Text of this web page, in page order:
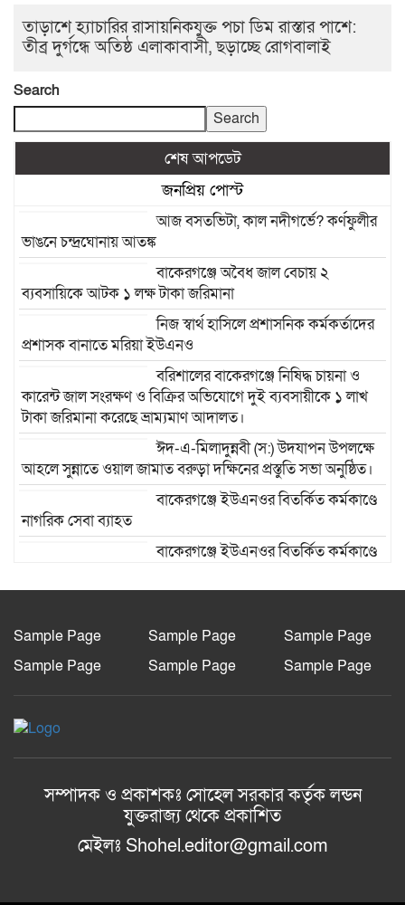
তাড়াশে হ্যাচারির রাসায়নিকযুক্ত পচা ডিম রাস্তার পাশে:
তীব্র দুর্গন্ধে অতিষ্ঠ এলাকাবাসী, ছড়াচ্ছে রোগবালাই
Search
Search
শেষ আপডেট
জনপ্রিয় পোস্ট
আজ বসতভিটা, কাল নদীগর্ভে? কর্ণফুলীর
ভাঙনে চন্দ্রঘোনায় আতঙ্ক
বাকেরগঞ্জে অবৈধ জাল বেচায় ২
ব্যবসায়িকে আটক ১ লক্ষ টাকা জরিমানা
নিজ স্বার্থ হাসিলে প্রশাসনিক কর্মকর্তাদের
প্রশাসক বানাতে মরিয়া ইউএনও
বরিশালের বাকেরগঞ্জে নিষিদ্ধ চায়না ও
কারেন্ট জাল সংরক্ষণ ও বিক্রির অভিযোগে দুই ব্যবসায়ীকে ১ লাখ
টাকা জরিমানা করেছে ভ্রাম্যমাণ আদালত।
ঈদ-এ-মিলাদুন্নবী (স:) উদযাপন উপলক্ষে
আহলে সুন্নাতে ওয়াল জামাত বরুড়া দক্ষিনের প্রস্তুতি সভা অনুষ্ঠিত।
বাকেরগঞ্জে ইউএনওর বিতর্কিত কর্মকাণ্ডে
নাগরিক সেবা ব্যাহত
বাকেরগঞ্জে ইউএনওর বিতর্কিত কর্মকাণ্ডে
প্রশাসকের নিকট ২০০০টি গাছের চারা হস্তান্তর
Sample Page Sample Page
Sample Page
Sample Page
Sample Page Sample Page
সম্পাদক ও প্রকাশকঃ সোহেল সরকার কর্তৃক লন্ডন
যুক্তরাজ্য থেকে প্রকাশিত
মেইলঃ Shohel.editor@gmail.com